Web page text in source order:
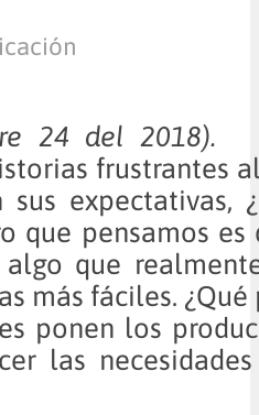
24 del
frustrantes
expectativas,
que pensamos es
que
más fáciles. ¿Qué
ponen los
las